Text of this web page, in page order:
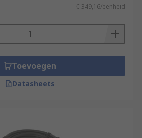
€ 349,16/eenheid
Toevoegen
Datasheets